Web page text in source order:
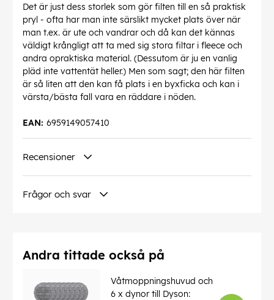
Det är just dess storlek som gör filten till en så praktisk
pryl - ofta har man inte särslikt mycket plats över när
man t.ex. är ute och vandrar och då kan det kännas
väldigt krångligt att ta med sig stora filtar i fleece och
andra opraktiska material. (Dessutom är ju en vanlig
pläd inte vattentät heller.) Men som sagt; den här filten
är så liten att den kan få plats i en byxficka och kan i
värsta/bästa fall vara en räddare i nöden.
6959149057410
EAN:
Recensioner
Frågor och svar
Andra tittade också på
Våtmoppningshuvud och
6 x dynor till Dyson: